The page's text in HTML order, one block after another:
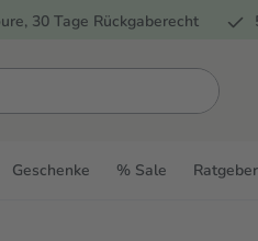
30 Tage Rückgaberecht
Geschenke % Sale Ratgeber